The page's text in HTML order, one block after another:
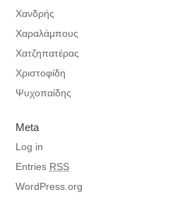
Χανδρής
Χαραλάμπους
Χατζηπατέρας
Χριστοφίδη
Ψυχοπαίδης
Meta
Log in
Entries RSS
WordPress.org